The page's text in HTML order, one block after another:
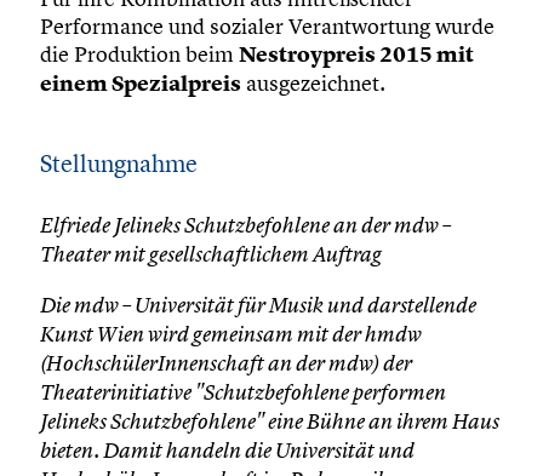
Performance und sozialer Verantwortung wurde
die Produktion beimNestroypreis 2015 mit
einem Spezialpreis ausgezeichnet.
Stellungnahme
Elfriede Jelineks Schutzbefohlene an der mdw –
Theater mit gesellschaftlichem Auftrag
Die mdw – Universität für Musik und darstellende
Kunst Wien wird gemeinsam mit der hmdw
(HochschülerInnenschaft an der mdw) der
Theaterinitiative "Schutzbefohlene performen
Jelineks Schutzbefohlene" eine Bühne an ihrem Haus
bieten. Damit handeln die Universität und